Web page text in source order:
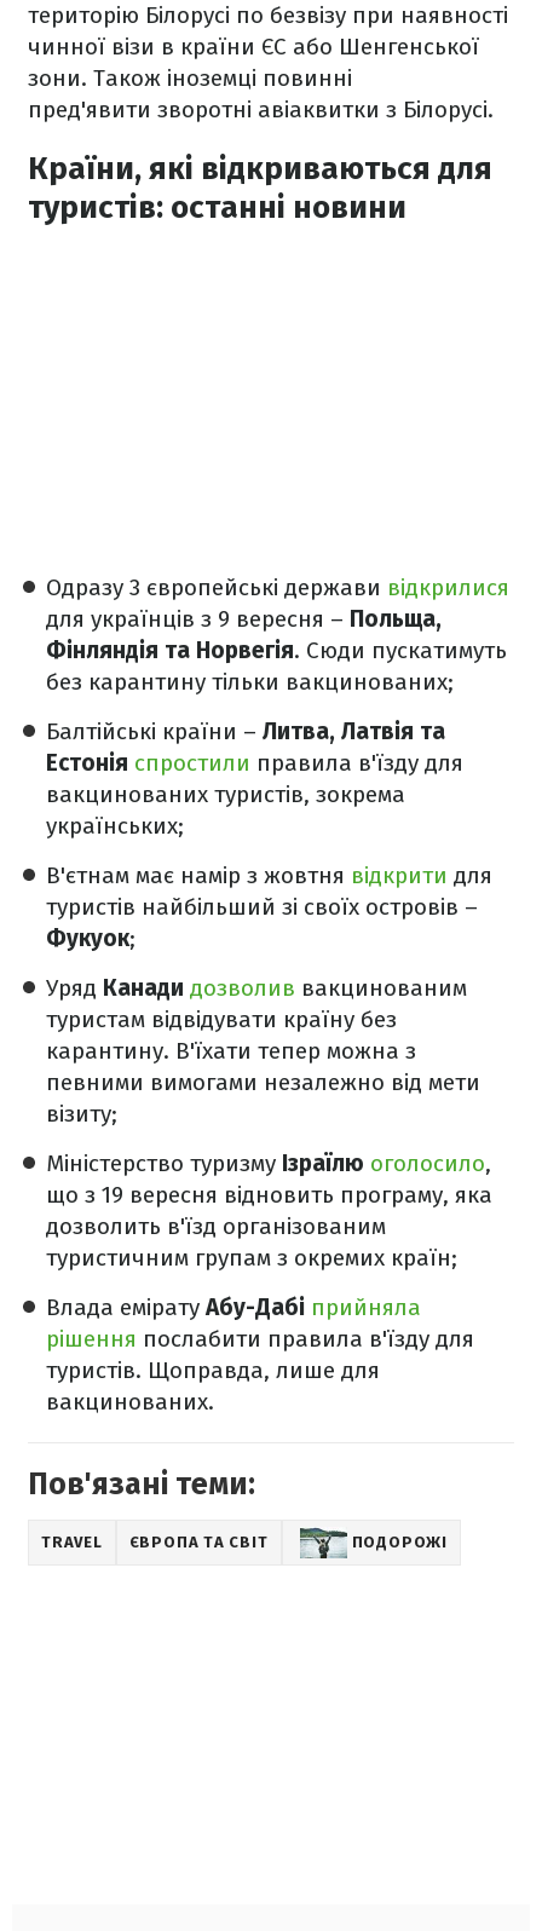
територію Білорусі по безвізу при наявності
чинної візи в країни ЄС або Шенгенської
зони. Також іноземці повинні
пред'явити зворотні авіаквитки з Білорусі.
Країни, які відкриваються для
туристів: останні новини
Одразу 3 європейські держави відкрилися
для українців з 9 вересня – Польща,
Фінляндія та Норвегія. Сюди пускатимуть
без карантину тільки вакцинованих;
Балтійські країни – Литва, Латвія та
Естонія спростили правила в'їзду для
вакцинованих туристів, зокрема
українських;
В'єтнам має намір з жовтня відкрити для
туристів найбільший зі своїх островів –
Фукуок;
Уряд Канади дозволив вакцинованим
туристам відвідувати країну без
карантину. В'їхати тепер можна з
певними вимогами незалежно від мети
візиту;
Міністерство туризму Ізраїлю оголосило,
що з 19 вересня відновить програму, яка
дозволить в'їзд організованим
туристичним групам з окремих країн;
Влада еміратуАбу-Дабі прийняла
рішення послабити правила в'їзду для
туристів. Щоправда, лише для
вакцинованих.
Пов'язані теми:
TRAVEL ЄВРОПА ТА СВІТ ПОДОРОЖІ